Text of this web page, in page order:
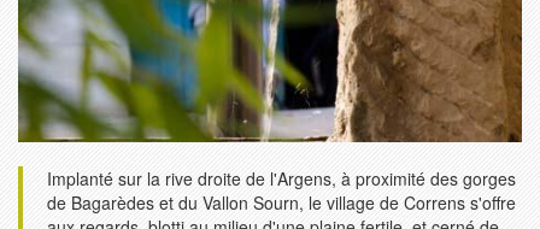
Implanté sur la rive droite de l'Argens, à proximité des gorges
de Bagarèdes et du Vallon Sourn, le village de Correns s'offre